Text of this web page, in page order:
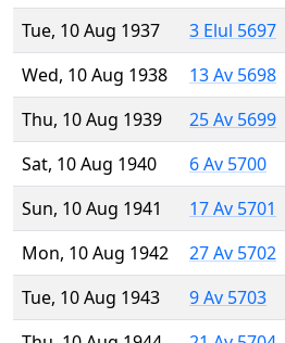
Tue, 10 Aug 1937
3 Elul 5697
Wed, 10 Aug 1938
13 Av 5698
Thu, 10 Aug 1939
25 Av 5699
Sat, 10 Aug 1940
6 Av 5700
Sun, 10 Aug 1941
17 Av 5701
Mon, 10 Aug 1942
27 Av 5702
Tue, 10 Aug 1943
9 Av 5703